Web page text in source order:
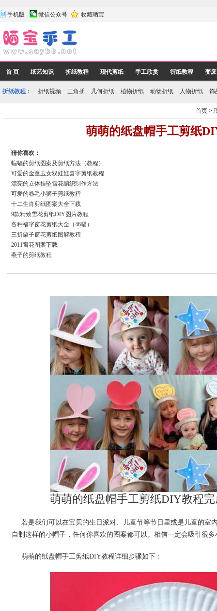
手机版 微信公众号 收藏晒宝
首 页 纸艺知识 折纸教程 现代剪纸 手工欣赏 衍纸教程 变
折纸教程： 折纸视频 三角插 几何折纸 植物折纸 动物折纸 人物折纸 饰
首页 >
萌萌的纸盘帽手工剪纸
猜你喜欢：
蝙蝠的剪纸图案及剪纸方法（教程）
可爱的金童玉女双娃娃喜字剪纸教程
漂亮的立体挂坠雪花编织制作方法
可爱的卷毛小狮子剪纸教程
十二生肖剪纸图案大全下载
9款精致雪花剪纸DIY图片教程
各种福字窗花剪纸大全（46幅）
三折栗子窗花剪纸图解教程
2011窗花图案下载
燕子的剪纸教程
萌萌的纸盘帽手工剪纸DIY教程
若是我们可以在宝贝的生日派对、儿童节等节日里或是儿童的室
自制这样的小帽子，任何你喜欢的图案都可以。相信一定会吸引很
萌萌的纸盘帽手工剪纸DIY教程详细步骤如下：